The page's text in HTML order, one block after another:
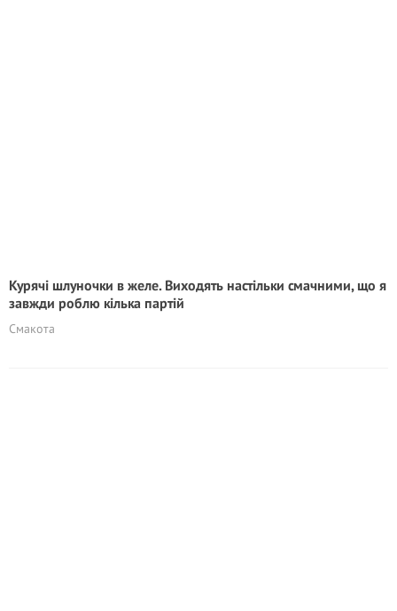
Курячі шлуночки в желе. Виходять настільки смачними, що я
завжди роблю кілька партій
Смакота